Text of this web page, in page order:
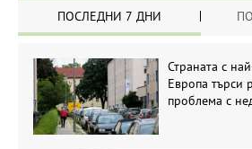
ПОСЛЕДНИ 7 ДНИ
Страната с
Европа търси
проблема с